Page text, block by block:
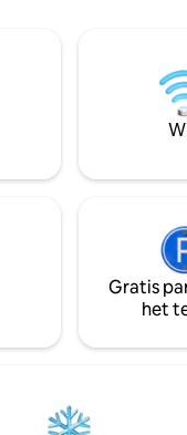
en scholen.
N3 zijn we
en zeer
Yellowwoods
huisjes + 3 x 1-
Gratis
het